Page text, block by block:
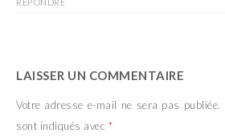
LAISSER UN COMMENTAIRE
Votre adresse e-mail ne sera pas publiée.
sont indiqués avec *